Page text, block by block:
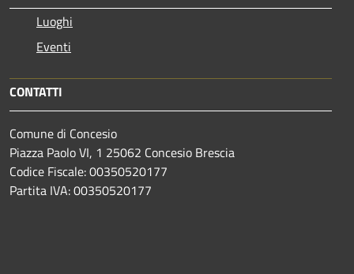
Luoghi
Eventi
CONTATTI
Comune di Concesio
Piazza Paolo VI, 1 25062 Concesio Brescia
Codice Fiscale: 00350520177
Partita IVA: 00350520177